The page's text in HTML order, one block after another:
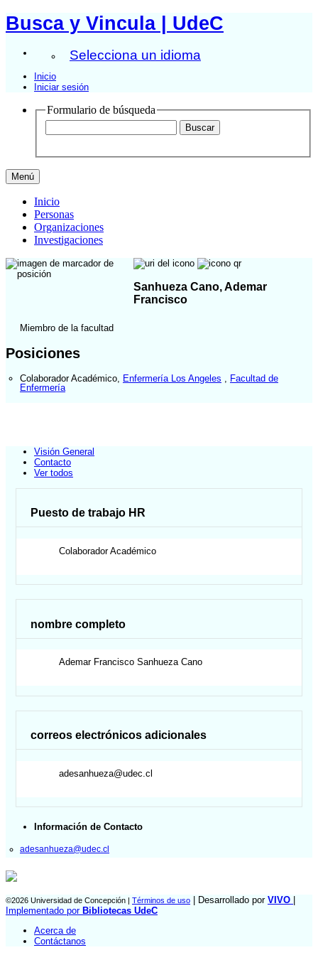
Busca y Vincula | UdeC
Selecciona un idioma
Inicio
Iniciar sesión
Formulario de búsqueda
Menú
Inicio
Personas
Organizaciones
Investigaciones
Sanhueza Cano, Ademar
Francisco
Miembro de la facultad
Posiciones
Colaborador Académico Enfermería Los Angeles
Facultad de
Enfermería
Visión General
Contacto
Ver todos
Puesto de trabajo HR
Colaborador Académico
nombre completo
Ademar Francisco Sanhueza Cano
correos electrónicos adicionales
adesanhueza@udec.cl
Información de Contacto
adesanhueza@udec.cl
©2026 Universidad de Concepción | Términos de uso | Desarrollado por VIVO |
Implementado por Bibliotecas UdeC
Acerca de
Contáctanos